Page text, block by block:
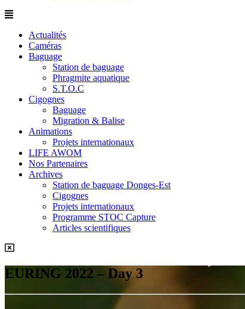
Actualités
Caméras
Baguage
Station de baguage
Phragmite aquatique
S.T.O.C
Cigognes
Baguage
Migration & Balise
Animations
Projets internationaux
LIFE AWOM
Nos Partenaires
Archives
Station de baguage Donges-Est
Cigognes
Projets internationaux
Programme STOC Capture
Articles scientifiques
EURING 2022 – Day 3